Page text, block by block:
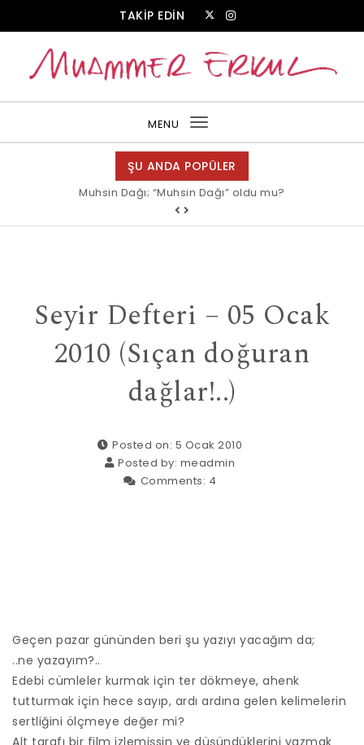
TAKİP EDİN
MENU
Toggle
navigation
ŞU ANDA POPÜLER
Muhsin Dağı; “Muhsin Dağı” oldu mu?
Allah bir, dese sözüne inanır mısın?
Seyir Defteri – 05 Ocak
2010 (Sıçan doğuran
dağlar!..)
Posted on: 5 Ocak 2010
Posted by: meadmin
Comments: 4
Geçen pazar gününden beri şu yazıyı yacağım da;
..ne yazayım?..
Edebi cümleler kurmak için ter dökmeye, ahenk
tutturmak için hece sayıp, ardı ardına gelen kelimelerin
sertliğini ölçmeye değer mi?